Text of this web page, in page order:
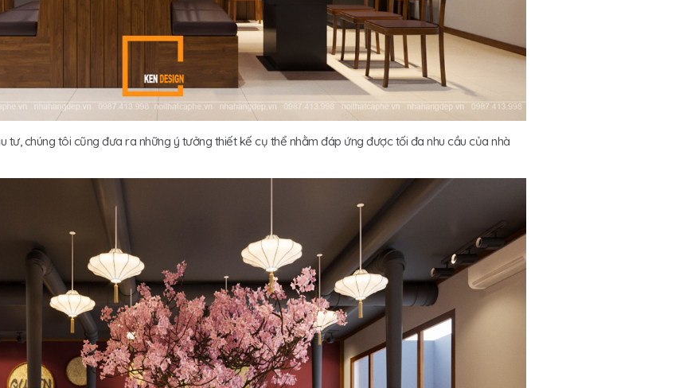
tư, chúng tôi cũng đưa ra những ý tưởng thiết kế cụ thể nhằm đáp ứng được tối đa nhu cầu của nhà